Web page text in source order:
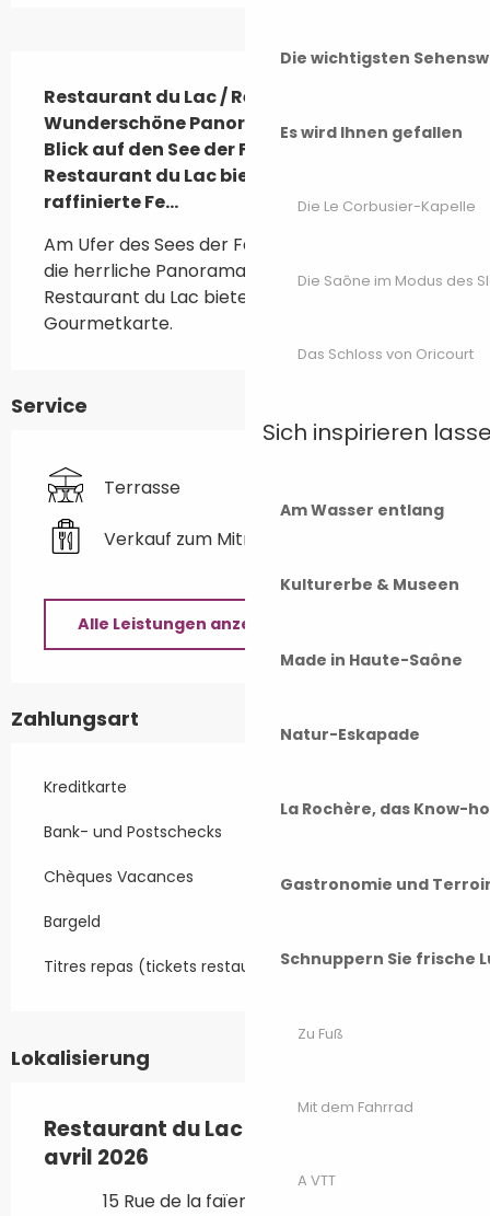
Die wichtigsten
Es wird Ihnen gefallen
Die Le Corbusier-Kapelle
Die Saône im Modus des
Das Schloss von Oricourt
Sich inspirieren
Am Wasser entlang
Kulturerbe & Museen
Made in Haute-Saône
Natur-Eskapade
La Rochère, das Know-
Gastronomie und
Schnuppern Sie frische
Zu Fuß
Mit dem Fahrrad
A VTT
Restaurant du Lac / Réou
Wunderschöne Panoramaterrasse mit
Blick auf den See der Faïencerie. Das
Restaurant du Lac bietet Ihnen eine
raffinierte Fe...
Am Ufer des Sees der Faïencerie können Sie
die herrliche Panoramaterrasse genießen. Das
Restaurant du Lac bietet Ihnen eine raffinierte
Gourmetkarte.
Service
Terrasse
Verkauf zum Mitnehmen
Alle Leistungen anzeigen
Zahlungsart
Kreditkarte
Bank- und Postschecks
Chèques Vacances
Bargeld
Titres repas (tickets restaurant…)
Lokalisierung
Restaurant du Lac / Réouverture en
avril 2026
15 Rue de la faïencerie, 70190 Rioz